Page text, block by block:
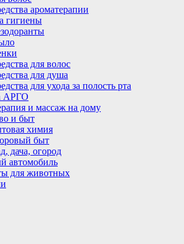
ароматерапии
гигиены
для волос
для душа
для ухода за полость рта
АРГО
и массаж на дому
и быт
химия
быт
дача, огород
автомобиль
для животных